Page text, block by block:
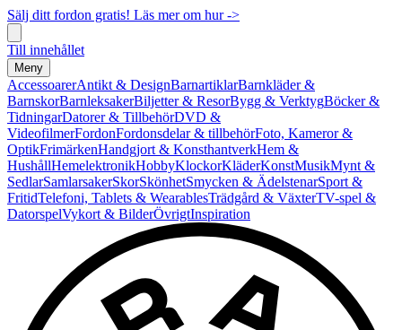
Sälj ditt fordon gratis! Läs mer om hur ->
Till innehållet
Meny
AccessoarerAntikt & DesignBarnartiklarBarnkläder &
BarnskorBarnleksakerBiljetter & ResorBygg & VerktygBöcker &
TidningarDatorer & TillbehörDVD &
VideofilmerFordonFordonsdelar & tillbehörFoto, Kameror &
OptikFrimärkenHandgjort & KonsthantverkHem &
HushållHemelektronikHobbyKlockorKläderKonstMusikMynt &
SedlarSamlarsakerSkorSkönhetSmycken & ÄdelstenarSport &
FritidTelefoni, Tablets & WearablesTrädgård & VäxterTV-spel &
DatorspelVykort & BilderÖvrigtInspiration